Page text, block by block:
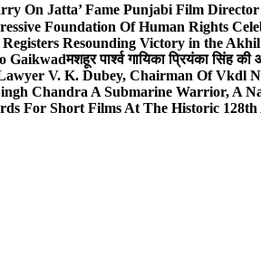
On Jatta’ Fame Punjabi Film
Foundation Of Human Rights
Registers Resounding Victory in the
Gaikwadमशहूर पार्श्व गायिका प्रियंका सिंह
V. K. Dubey, Chairman Of Vkdl
Chandra A Submarine Warrior, A
For Short Films At The Historic